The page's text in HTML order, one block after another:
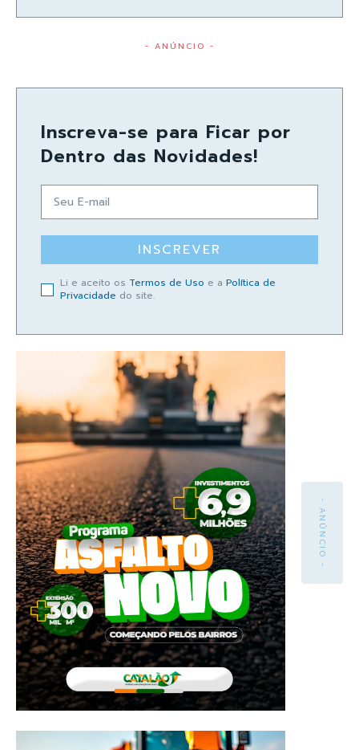
- ANÚNCIO -
Inscreva-se para Ficar por
Dentro das Novidades!
INSCREVER
Li e aceito os Termos de Uso e a Política de
Privacidade do site.
- ANÚNCIO -